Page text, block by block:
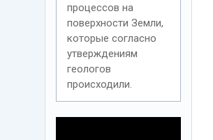
процессов на
поверхности Земли,
которые согласно
утверждениям
геологов
происходили.